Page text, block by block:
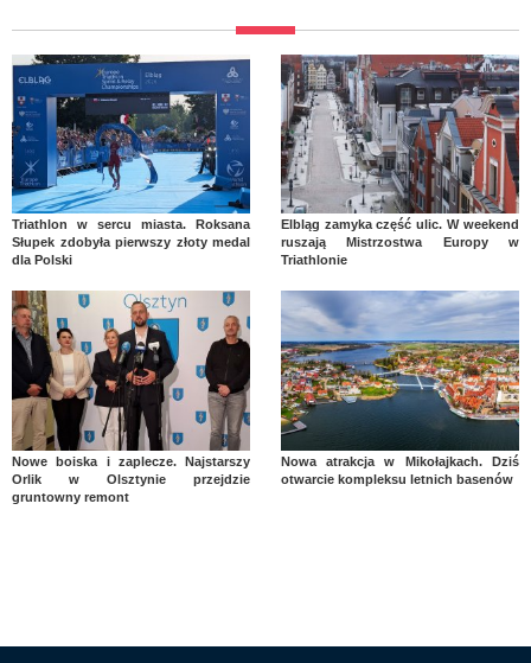
Triathlon w sercu miasta. Roksana
Słupek zdobyła pierwszy złoty medal
dla Polski
Elbląg zamyka część ulic. W weekend
ruszają Mistrzostwa Europy w
Triathlonie
Nowe boiska i zaplecze. Najstarszy
Orlik w Olsztynie przejdzie
gruntowny remont
Nowa atrakcja w Mikołajkach. Dziś
otwarcie kompleksu letnich basenów